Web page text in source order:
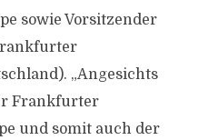
sowie Vorsitzender
„Angesichts
Frankfurter
und somit auch der